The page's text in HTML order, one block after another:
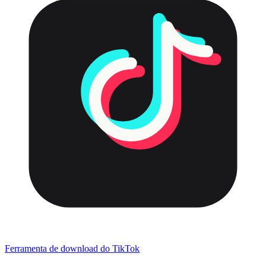
Ferramenta de download do TikTok